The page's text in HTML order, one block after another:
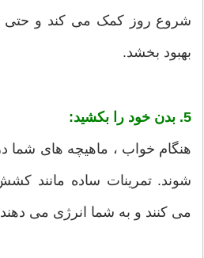
شروع روز کمک می کند و حتی
بهبود بخشد.
5. بدن خود را بکشید:
هنگام خواب ، ماهیچه های شما
شوند. تمرینات ساده مانند
می کنند و به شما انرژی می